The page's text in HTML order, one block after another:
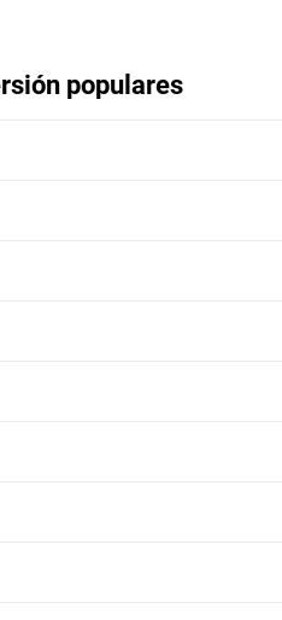
populares